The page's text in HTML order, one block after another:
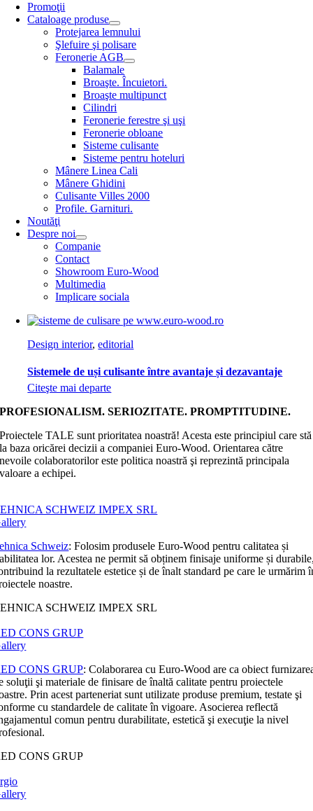
Promoţii
Cataloage produse
Protejarea lemnului
Şlefuire şi polisare
Feronerie AGB
Balamale
Broaşte. Încuietori.
Broaşte multipunct
Cilindri
Feronerie ferestre şi uşi
Feronerie obloane
Sisteme culisante
Sisteme pentru hoteluri
Mânere Linea Cali
Mânere Ghidini
Culisante Villes 2000
Profile. Garnituri.
Noutăţi
Despre noi
Companie
Contact
Showroom Euro-Wood
Multimedia
Implicare sociala
Design interior,editorial
Sistemele de uși culisante între avantaje și dezavantaje
Citeşte mai departe
PROFESIONALISM. SERIOZITATE. PROMPTITUDINE.
Proiectele TALE sunt prioritatea noastră! Acesta este principiul care stă
la baza oricărei decizii a companiei Euro-Wood. Orientarea către
nevoile colaboratorilor este politica noastră şi reprezintă principala
valoare a echipei.
SCHWEIZ IMPEX SRL
Schweiz: Folosim produsele Euro-Wood pentru calitatea și
lor. Acestea ne permit să obținem finisaje uniforme și
la rezultatele estetice și de înalt standard pe care le urmărim
noastre.
SCHWEIZ IMPEX SRL
CONS GRUP
CONS GRUP: Colaborarea cu Euro-Wood are ca obiect
soluţii şi materiale de finisare de înaltă calitate pentru proiectele
Prin acest parteneriat sunt utilizate produse premium, testate şi
cu standardele de calitate în vigoare. Asocierea reflectă
comun pentru durabilitate, estetică şi execuţie la nivel
CONS GRUP